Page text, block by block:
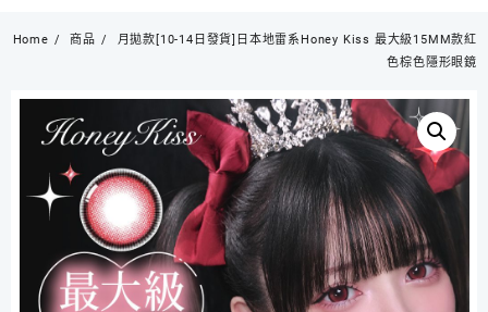
Home 商品
月拋款[10-14日發貨]日本地雷系Honey Kiss 最大級15MM款紅
色棕色隱形眼鏡